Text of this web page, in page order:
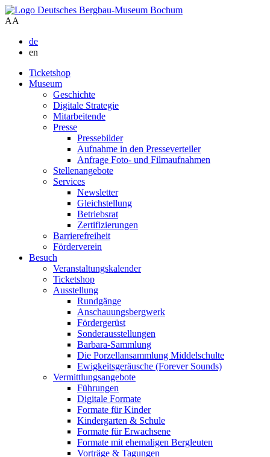
AA
de
en
Ticketshop
Museum
Geschichte
Digitale Strategie
Mitarbeitende
Presse
Pressebilder
Aufnahme in den Presseverteiler
Anfrage Foto- und Filmaufnahmen
Stellenangebote
Services
Newsletter
Gleichstellung
Betriebsrat
Zertifizierungen
Barrierefreiheit
Förderverein
Besuch
Veranstaltungskalender
Ticketshop
Ausstellung
Rundgänge
Anschauungsbergwerk
Fördergerüst
Sonderausstellungen
Barbara-Sammlung
Die Porzellansammlung Middelschulte
Ewigkeitsgeräusche (Forever Sounds)
Vermittlungsangebote
Führungen
Digitale Formate
Formate für Kinder
Kindergarten & Schule
Formate für Erwachsene
Formate mit ehemaligen Bergleuten
Vorträge & Tagungen